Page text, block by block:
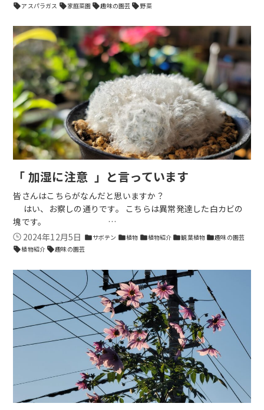
sellアスパラガス sell家庭菜園 sell趣味の園芸 sell野菜
「 加湿に注意 」と言っています
皆さんはこちらがなんだと思いますか？
はい、お察しの通りです。 こちらは異常発達した白カビの
塊です。 …
2024年12月5日 folderサボテン folder植物 folder植物紹介 folder観葉植物 folder趣味の園芸
sell植物紹介 sell趣味の園芸